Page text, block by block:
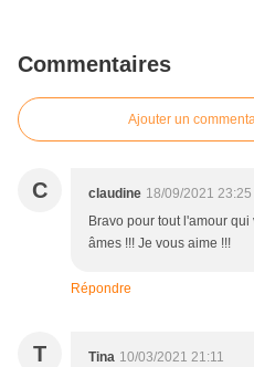
Commentaires
Ajouter un
C claudine 18/09/2021 23:25
Bravo pour tout l'amour
âmes !!! Je vous aime !!!
Répondre
T Tina 10/03/2021 21:11